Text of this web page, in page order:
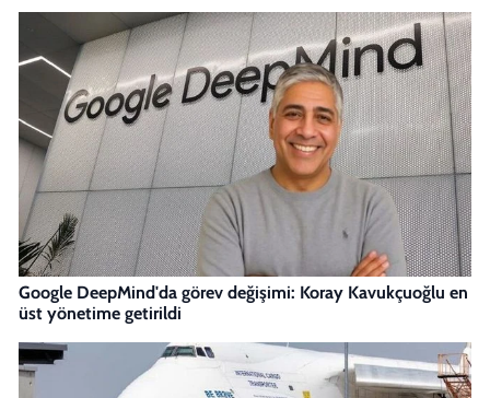
Google DeepMind'da görev değişimi: Koray Kavukçuoğlu en
üst yönetime getirildi